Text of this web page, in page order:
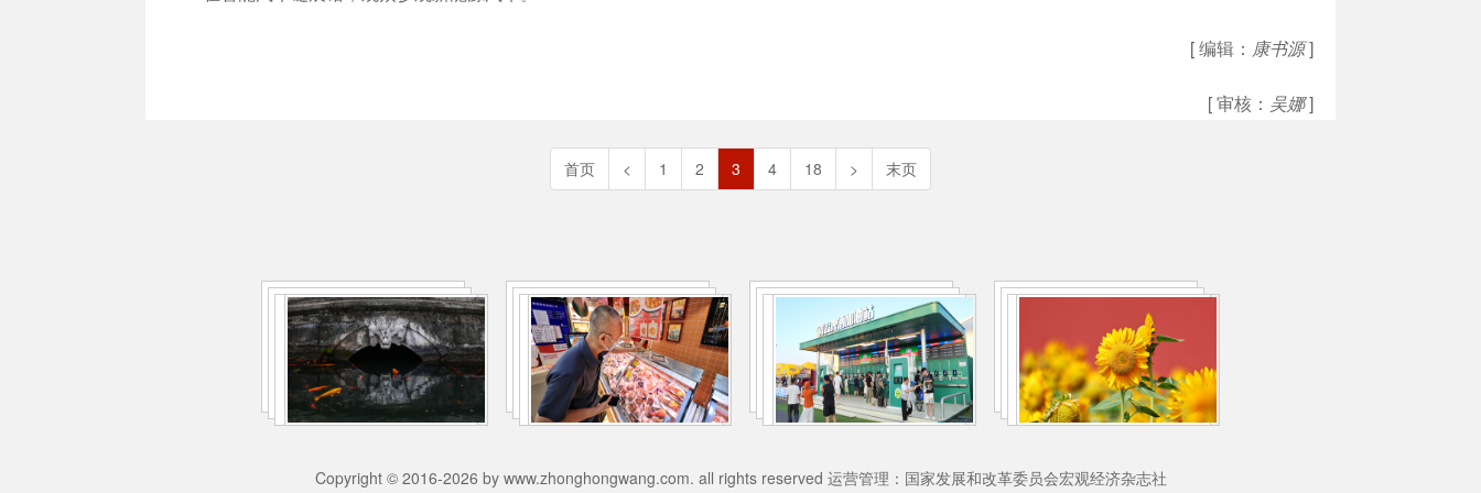
[ 编辑： 康书源]
[ 审核： 吴娜]
首页 < 1 2 3 4 18 > 末页
Copyright © 2016-2026 by www.zhonghongwang.com. all rights reserved 运营管理：国家发展和改革委员会宏观经济杂志社